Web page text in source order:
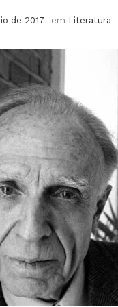
de 2017 em Literatura